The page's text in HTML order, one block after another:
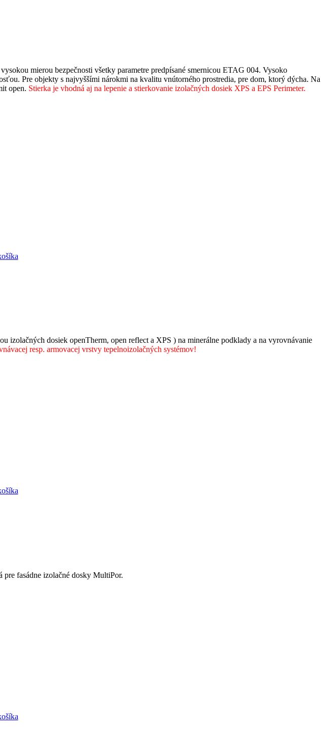
mierou bezpečnosti všetky parametre predpísané smernicou ETAG 004. Vysoko
Pre objekty s najvyššími nárokmi na kvalitu vnútorného prostredia, pre dom, ktorý dýcha. Na
open. Stierka je vhodná aj na lepenie a stierkovanie izolačných dosiek XPS a EPS Perimeter.
izolačných dosiek openTherm, open reflect a XPS ) na minerálne podklady a na vyrovnávanie
resp. armovacej vrstvy tepelnoizolačných systémov!
pre fasádne izolačné dosky MultiPor.